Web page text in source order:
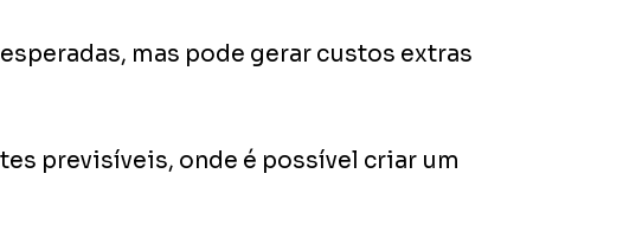
mas pode gerar custos extras
previsíveis, onde é possível criar um